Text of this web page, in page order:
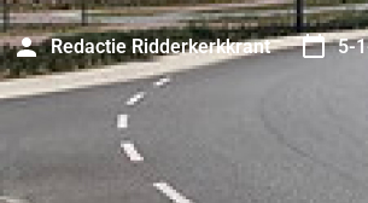
Redactie Ridderkerkkrant 5-